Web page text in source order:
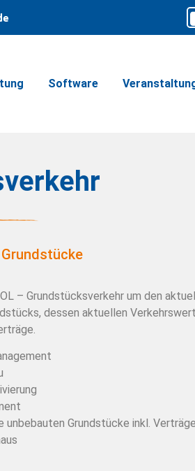
Software
– Grundstücksverkehr um den
dessen aktuellen
unbebauten Grundstücke inkl. Verträge